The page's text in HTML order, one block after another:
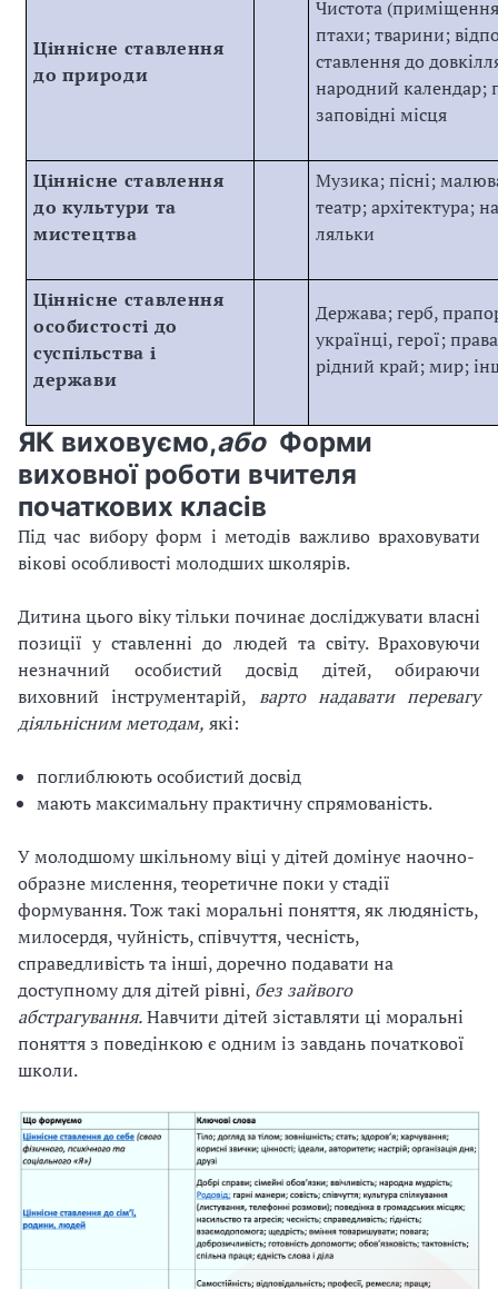
Ціннісне ставлення
до природи
Чистота
птахи; тварини;
ставлення до
народний календар;
заповідні місця
Ціннісне ставлення
до культури та
мистецтва
Музика; пісні;
театр; архітектура;
ляльки
Ціннісне ставлення
особистості до
суспільства і
держави
Держава; герб,
українці, герої;
рідний край; мир;
ЯК виховуємо,абоФорми
виховної роботи вчителя
початкових класів
Під час вибору форм і методів важливо враховувати
вікові особливості молодших школярів.
Дитина цього віку тільки починає досліджувати власні
позиції у ставленні до людей та світу. Враховуючи
незначний особистий досвід дітей, обираючи
виховний інструментарій, варто надавати перевагу
діяльнісним методам, які:
поглиблюють особистий досвід
мають максимальну практичну спрямованість.
У молодшому шкільному віці у дітей домінує наочно-
образне мислення, теоретичне поки у стадії
формування. Тож такі моральні поняття, як людяність,
милосердя, чуйність, співчуття, чесність,
справедливість та інші, доречно подавати на
доступному для дітей рівні, без зайвого
абстрагування.Навчити дітей зіставляти ці моральні
поняття з поведінкою є одним із завдань початкової
школи.